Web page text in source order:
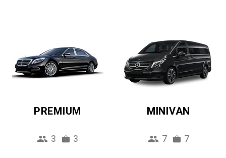
PREMIUM
3 3
MINIVAN
7 7